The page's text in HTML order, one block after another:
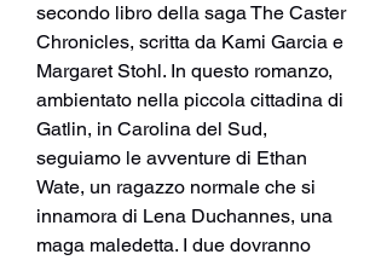
secondo libro della saga The Caster
Chronicles, scritta da Kami Garcia e
Margaret Stohl. In questo romanzo,
ambientato nella piccola cittadina di
Gatlin, in Carolina del Sud,
seguiamo le avventure di Ethan
Wate, un ragazzo normale che si
innamora di Lena Duchannes, una
maga maledetta. I due dovranno